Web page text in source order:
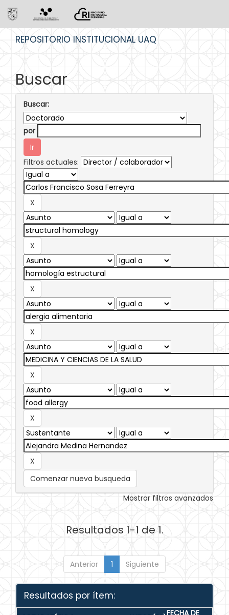
REPOSITORIO INSTITUCIONAL UAQ
Buscar
Buscar:
por
Filtros actuales:
Comenzar nueva busqueda
Mostrar filtros avanzados
Resultados 1-1 de 1.
Anterior 1 Siguiente
Resultados por ítem:
FECHA DE